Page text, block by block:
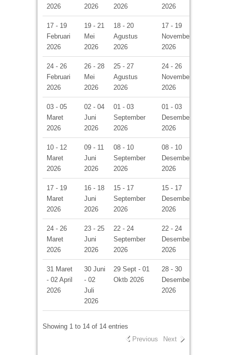
2026
2026
2026
2026
17 - 19
Februari
2026
19 - 21
Mei
2026
18 - 20
Agustus
2026
17 - 19
November
2026
24 - 26
Februari
2026
26 - 28
Mei
2026
25 - 27
Agustus
2026
24 - 26
November
2026
03 - 05
Maret
2026
02 - 04
Juni
2026
01 - 03
September
2026
01 - 03
Desember
2026
10 - 12
Maret
2026
09 - 11
Juni
2026
08 - 10
September
2026
08 - 10
Desember
2026
17 - 19
Maret
2026
16 - 18
Juni
2026
15 - 17
September
2026
15 - 17
Desember
2026
24 - 26
Maret
2026
23 - 25
Juni
2026
22 - 24
September
2026
22 - 24
Desember
2026
31 Maret
- 02 April
2026
30 Juni
- 02
Juli
2026
29 Sept - 01
Oktb 2026
28 - 30
Desember
2026
Showing 1 to 14 of 14 entries
Previous
Next